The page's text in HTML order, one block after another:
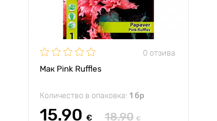
0 отзива
Мак Pink Ruffles
Количество в опаковка: 1 бр
15.90 € 18.90 €